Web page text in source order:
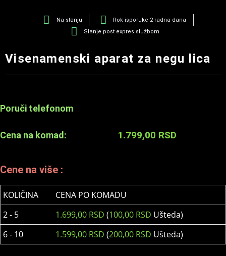
Na stanju
Rok isporuke 2 radna dana
Slanje post expres službom
Visenamenski aparat za negu lica
Poruči telefonom
Cena na komad: 1.799,00 RSD
Cene na više :
KOLIČINA
CENA PO KOMADU
2 - 5
1.699,00 RSD (100,00 RSD Ušteda)
6 - 10
1.599,00 RSD (200,00 RSD Ušteda)